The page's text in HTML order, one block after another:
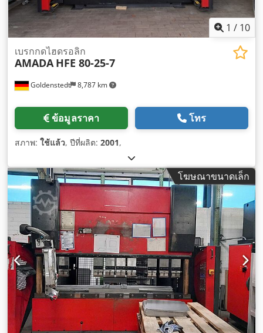
1 / 10
Goldenstedt 8,787 km
เบรกกดไฮดรอลิก
AMADA HFE 80-25-7
ข้อมูลราคา โทร
สภาพ: ใช้แล้ว, ปีที่ผลิต: 2001,
โฆษณาขนาดเล็ก